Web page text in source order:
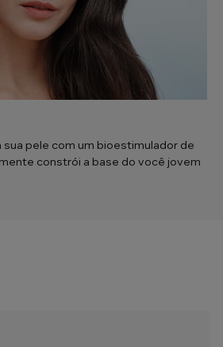
sua pele com um bioestimulador de
constrói a base do você jovem